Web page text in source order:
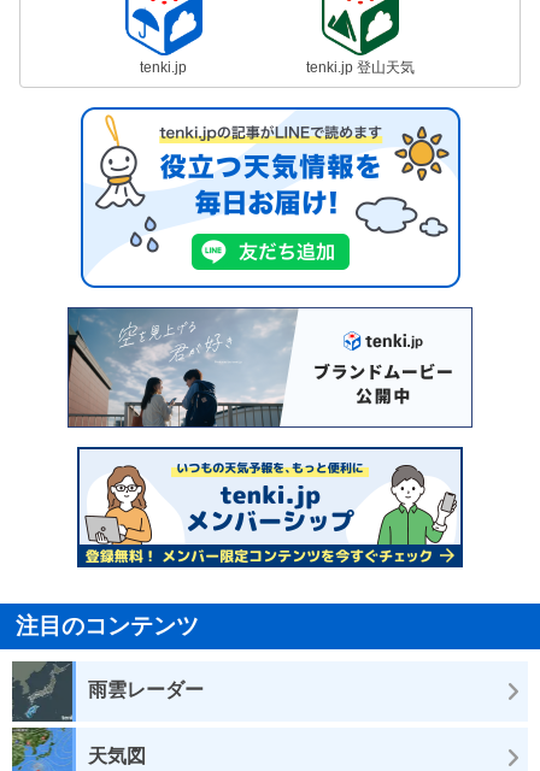
tenki.jp tenki.jp 登山天気
注目のコンテンツ
雨雲レーダー
天気図